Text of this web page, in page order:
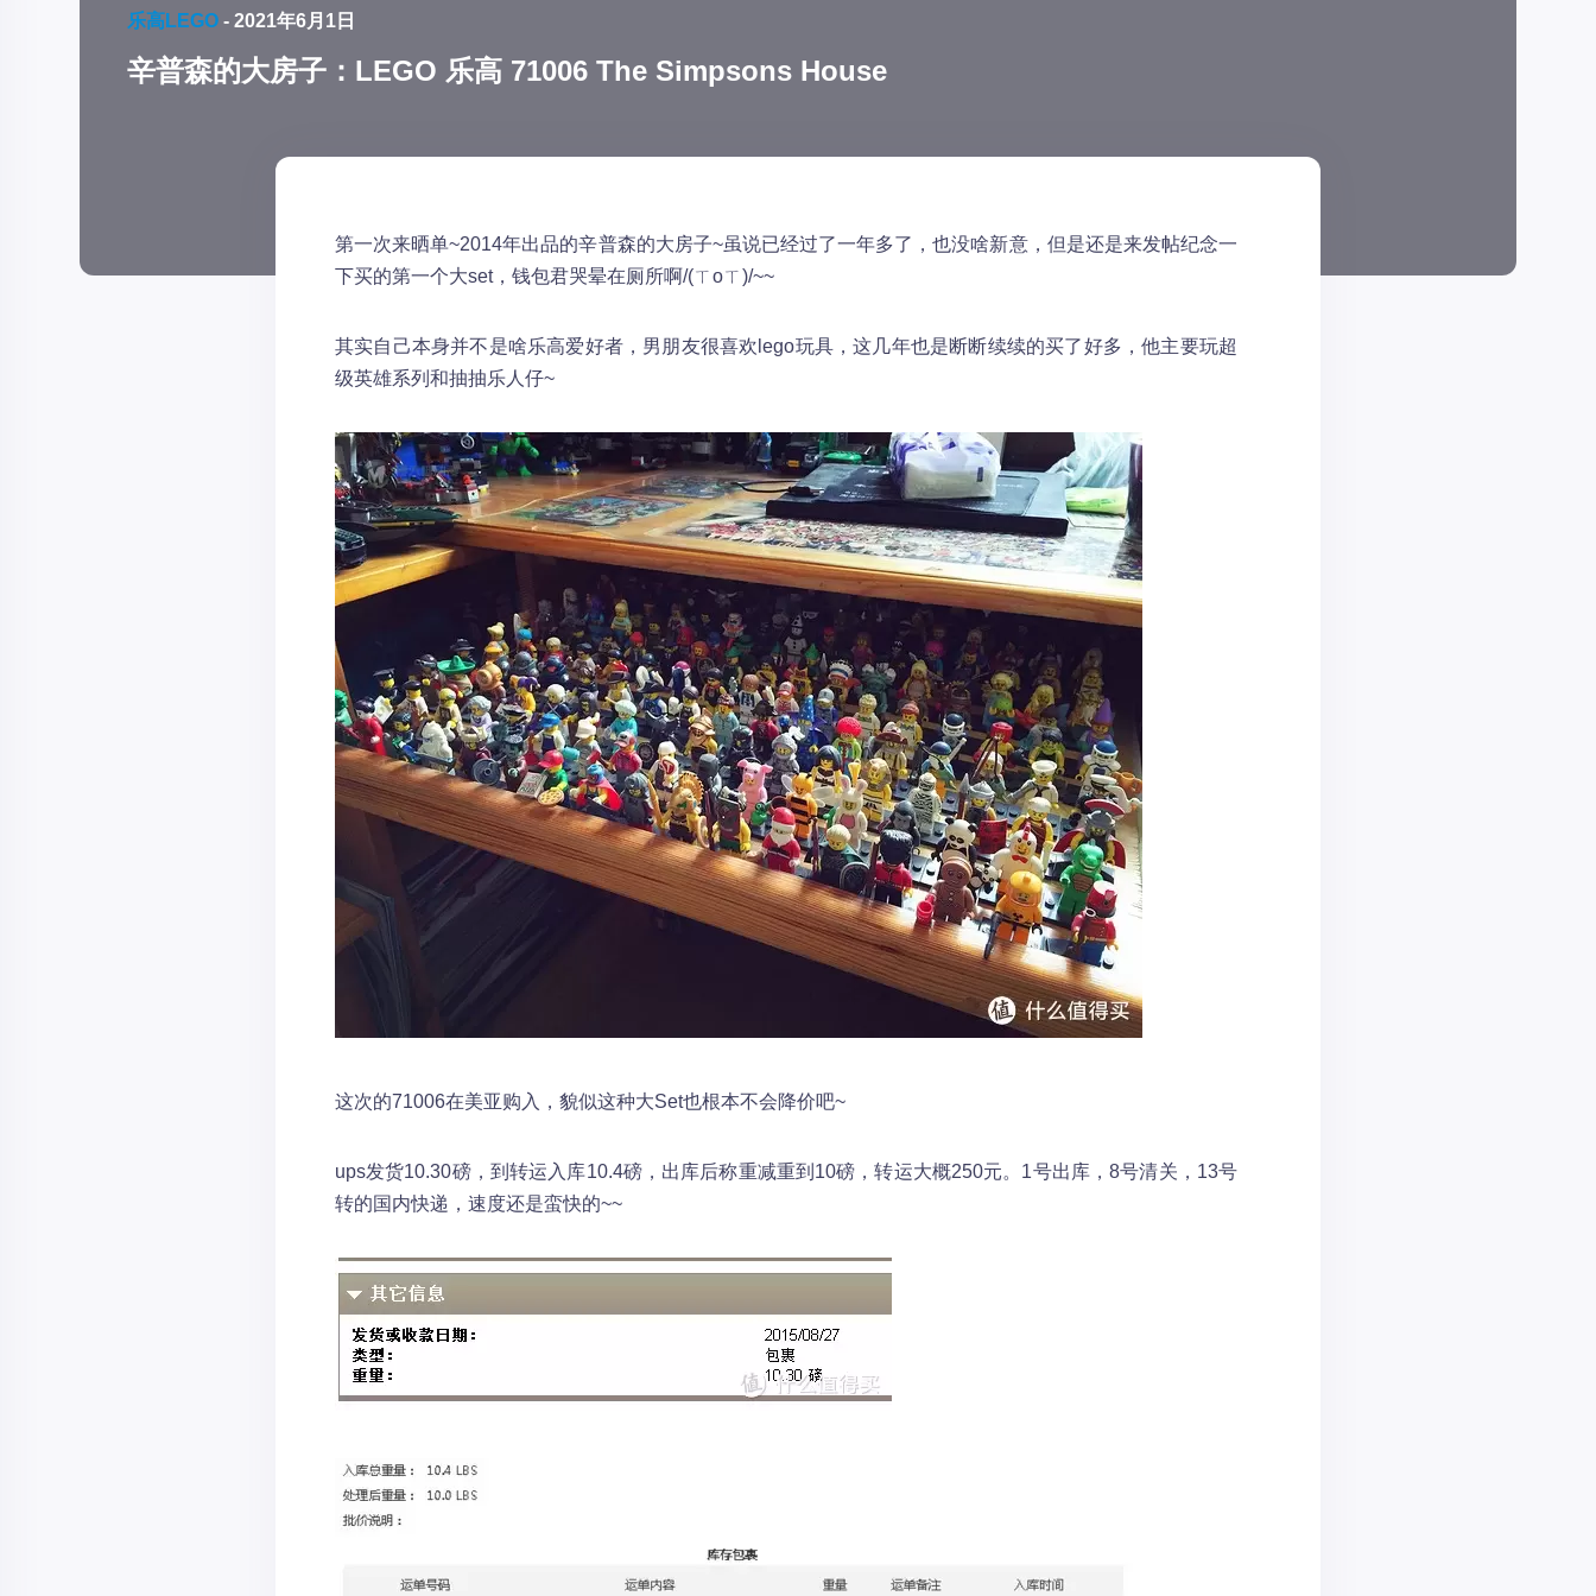
乐高LEGO - 2021年6月1日
辛普森的大房子：LEGO 乐高 71006 The Simpsons House
第一次来晒单~2014年出品的辛普森的大房子~虽说已经过了一年多了，也没啥新意，但是还是来发帖纪念一
下买的第一个大set，钱包君哭晕在厕所啊/(ㄒoㄒ)/~~
其实自己本身并不是啥乐高爱好者，男朋友很喜欢lego玩具，这几年也是断断续续的买了好多，他主要玩超
级英雄系列和抽抽乐人仔~
这次的71006在美亚购入，貌似这种大Set也根本不会降价吧~
ups发货10.30磅，到转运入库10.4磅，出库后称重减重到10磅，转运大概250元。1号出库，8号清关，13号
转的国内快递，速度还是蛮快的~~